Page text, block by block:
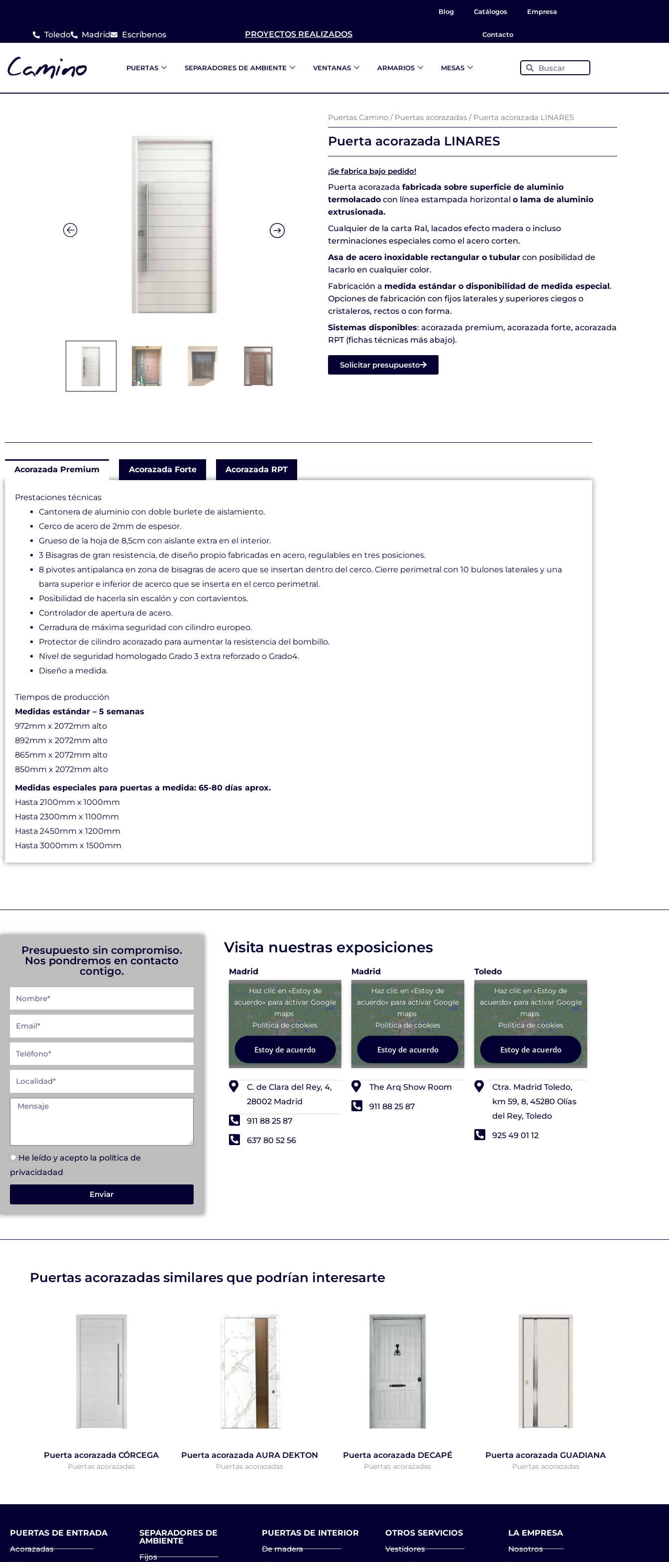
contenido Toledo Madrid Escríbenos PROYECTOS REALIZADOS
Blog Catálogos Empresa
Contacto
PUERTAS SEPARADORES DE AMBIENTE VENTANAS ARMARIOS MESAS BuscarBuscar
Puertas Camino/ Puertas acorazadas/ Puerta acorazada LINARES
Puerta acorazada LINARES
¡Se fabrica bajo pedido!
Puerta acorazada fabricada sobre superficie de aluminio
termolacadocon línea estampada horizontal o lama de aluminio
extrusionada.
Cualquier de la carta Ral, lacados efecto madera o incluso
terminaciones especiales como el acero corten.
Asa de acero inoxidable rectangular o tubularcon posibilidad de
lacarlo en cualquier color.
Fabricación a medida estándar o disponibilidad de medida especial.
Opciones de fabricación con fijos laterales y superiores ciegos o
cristaleros, rectos o con forma.
Sistemas disponibles: acorazada premium, acorazada forte, acorazada
RPT (fichas técnicas más abajo).
Solicitar presupuesto
Acorazada Premium Acorazada Forte Acorazada RPT
Prestaciones técnicas
Cantonera de aluminio con doble burlete de aislamiento.
Cerco de acero de 2mm de espesor.
Grueso de la hoja de 8,5cm con aislante extra en el interior.
3 Bisagras de gran resistencia, de diseño propio fabricadas en acero, regulables en tres posiciones.
8 pivotes antipalanca en zona de bisagras de acero que se insertan dentro del cerco. Cierre perimetral con 10 bulones laterales y una
barra superior e inferior de acerco que se inserta en el cerco perimetral.
Posibilidad de hacerla sin escalón y con cortavientos.
Controlador de apertura de acero.
Cerradura de máxima seguridad con cilindro europeo.
Protector de cilindro acorazado para aumentar la resistencia del bombillo.
Nivel de seguridad homologado Grado 3 extra reforzado o Grado4.
Diseño a medida.
Tiempos de producción
Medidas estándar – 5 semanas
972mm x 2072mm alto
892mm x 2072mm alto
865mm x 2072mm alto
850mm x 2072mm alto
Medidas especiales para puertas a medida: 65-80 días aprox.
Hasta 2100mm x 1000mm
Hasta 2300mm x 1100mm
Hasta 2450mm x 1200mm
Hasta 3000mm x 1500mm
Presupuesto sin compromiso.
Nos pondremos en contacto
contigo.
He leído y acepto la política de
privacidadad
Enviar
Visita nuestras exposiciones
Madrid
Haz clic en «Estoy de
acuerdo» para activar Google
maps
Política de cookies
Estoy de acuerdo
C. de Clara del Rey, 4,
28002 Madrid
911 88 25 87
637 80 52 56
Madrid
Haz clic en «Estoy de
acuerdo» para activar Google
maps
Política de cookies
Estoy de acuerdo
The Arq Show Room
911 88 25 87
Toledo
Haz clic en «Estoy de
acuerdo» para activar Google
maps
Política de cookies
Estoy de acuerdo
Ctra. Madrid Toledo,
km 59, 8, 45280 Olías
del Rey, Toledo
925 49 01 12
Puertas acorazadas similares que podrían interesarte
Puerta acorazada CÓRCEGA
Puertas acorazadas
Puerta acorazada AURA DEKTON
Puertas acorazadas
Puerta acorazada DECAPÉ
Puertas acorazadas
Puerta acorazada GUADIANA
Puertas acorazadas
PUERTAS DE ENTRADA
Acorazadas
SEPARADORES DE
AMBIENTE
Fijos
PUERTAS DE INTERIOR
De madera
OTROS SERVICIOS
Vestidores
LA EMPRESA
Nosotros